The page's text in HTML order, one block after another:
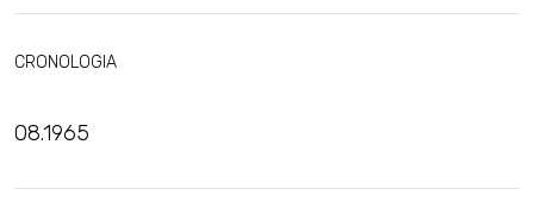
CRONOLOGIA
08.1965